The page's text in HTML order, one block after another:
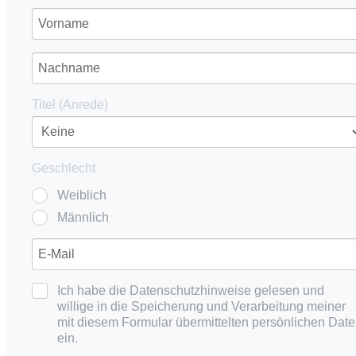
Titel (Anrede)
Geschlecht
Weiblich
Männlich
Ich habe die Datenschutzhinweise gelesen und
willige in die Speicherung und Verarbeitung meiner
mit diesem Formular übermittelten persönlichen
ein.